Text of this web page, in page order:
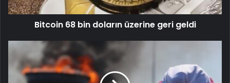
Bitcoin 68 bin doların üzerine geri geldi